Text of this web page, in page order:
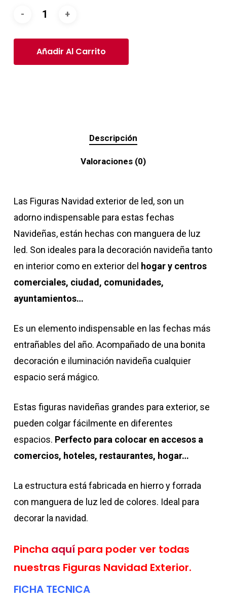
Añadir Al Carrito
Descripción
Valoraciones (0)
Las Figuras Navidad exterior de led, son un
adorno indispensable para estas fechas
Navideñas, están hechas con manguera de luz
led. Son ideales para la decoración navideña tanto
en interior como en exterior del hogar y centros
comerciales, ciudad, comunidades,
ayuntamientos…
Es un elemento indispensable en las fechas más
entrañables del año. Acompañado de una bonita
decoración e iluminación navideña cualquier
espacio será mágico.
Estas figuras navideñas grandes para exterior, se
pueden colgar fácilmente en diferentes
espacios. Perfecto para colocar en accesos a
comercios, hoteles, restaurantes, hogar…
La estructura está fabricada en hierro y forrada
con manguera de luz led de colores. Ideal para
decorar la navidad.
Pincha aquípara poder ver todas
nuestras Figuras Navidad Exterior.
FICHA TECNICA